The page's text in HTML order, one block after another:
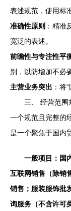
表述规范，使用标
准确性原则 ：精准
宽泛的表述。
前瞻性与专注性平
别，以防增加不必
主营业务突出 ：将
三、 经营范围
一个规范且完整的
是一个聚焦于国内
一般项目：国
互联网销售（除销
销售；服装服饰批
询服务（不含许可